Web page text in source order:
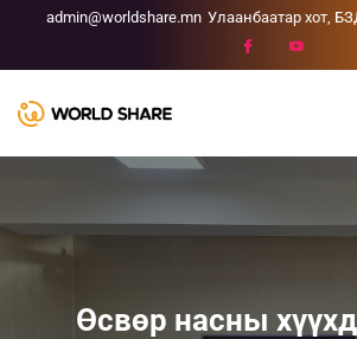
admin@worldshare.mn Улаанбаатар хот,
Өсвөр насны